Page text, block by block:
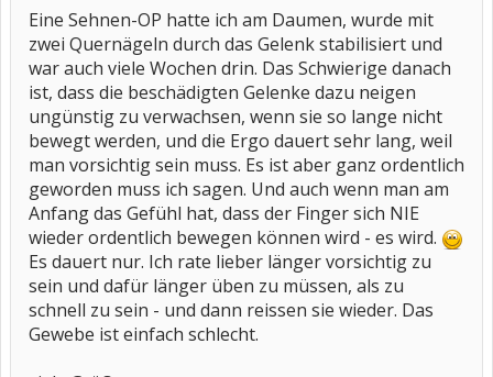
Eine Sehnen-OP hatte ich am Daumen, wurde mit
zwei Quernägeln durch das Gelenk stabilisiert und
war auch viele Wochen drin. Das Schwierige danach
ist, dass die beschädigten Gelenke dazu neigen
ungünstig zu verwachsen, wenn sie so lange nicht
bewegt werden, und die Ergo dauert sehr lang, weil
man vorsichtig sein muss. Es ist aber ganz ordentlich
geworden muss ich sagen. Und auch wenn man am
Anfang das Gefühl hat, dass der Finger sich NIE
wieder ordentlich bewegen können wird - es wird.
Es dauert nur. Ich rate lieber länger vorsichtig zu
sein und dafür länger üben zu müssen, als zu
schnell zu sein - und dann reissen sie wieder. Das
Gewebe ist einfach schlecht.